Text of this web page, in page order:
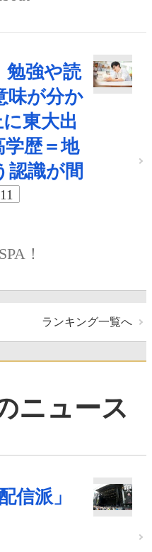
勉強や読
味が分か
東大出
学歴＝地
認識が間
11
！
ランキング一覧へ
ニュース
信派」